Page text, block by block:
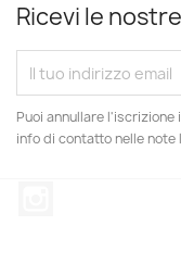
Ricevi le
Puoi annullare
info di contatto nelle note